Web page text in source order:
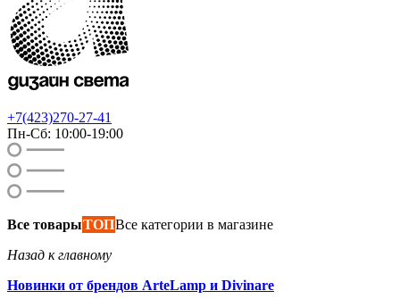
+7(423)270-27-41
Пн-Сб: 10:00-19:00
Все товарыТОПВсе категории в магазине
Назад к главному
Новинки от брендов ArteLamp и Divinare